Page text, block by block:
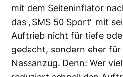
mit dem Seiteninflator
das „SMS 50 Sport“ mit
Auftrieb nicht für tiefe
gedacht, sondern eher für
Nassanzug. Denn: Wer